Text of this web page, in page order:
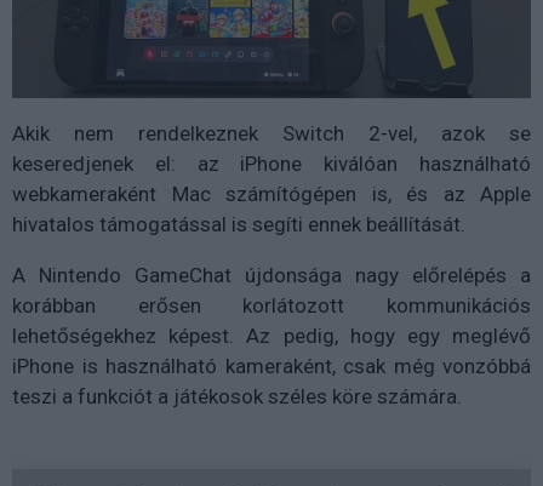
Akik nem rendelkeznek Switch 2-vel, azok se
keseredjenek el: az iPhone kiválóan használható
webkameraként Mac számítógépen is, és az Apple
hivatalos támogatással is segíti ennek beállítását.
A Nintendo GameChat újdonsága nagy előrelépés a
korábban erősen korlátozott kommunikációs
lehetőségekhez képest. Az pedig, hogy egy meglévő
iPhone is használható kameraként, csak még vonzóbbá
teszi a funkciót a játékosok széles köre számára.